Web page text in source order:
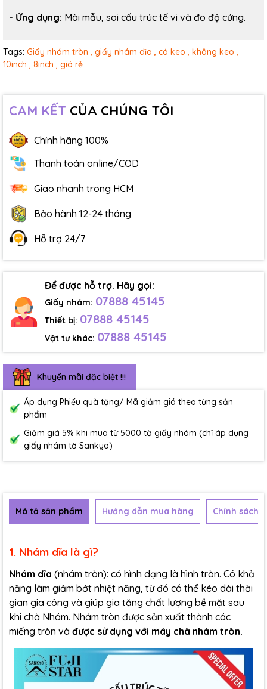
- Ứng dụng: Mài mẫu, soi cấu trúc tế vi và đo độ cứng.
Tags: Giấy nhám tròn , giấy nhám dĩa , có keo , không keo ,
10inch , 8inch , giá rẻ
CAM KẾT CỦA CHÚNG TÔI
Chính hãng 100%
Thanh toán online/COD
Giao nhanh trong HCM
Bảo hành 12-24 tháng
Hỗ trợ 24/7
Để được hỗ trợ. Hãy gọi:
Giấy nhám: 07888 45145
Thiết bị: 07888 45145
Vật tư khác: 07888 45145
Khuyến mãi đặc biệt !!!
Áp dụng Phiếu quà tặng/ Mã giảm giá theo từng sản
phẩm
Giảm giá 5% khi mua từ 5000 tờ giấy nhám (chỉ áp dụng
giấy nhám tờ Sankyo)
Mô tả sản phẩm Hướng dẫn mua hàng Chính sách
1. Nhám dĩa là gì?
Nhám dĩa (nhám tròn): có hình dạng là hình tròn. Có khả
năng làm giảm bớt nhiệt năng, từ đó có thể kéo dài thời
gian gia công và giúp gia tăng chất lượng bề mặt sau
khi chà Nhám. Nhám tròn được sản xuất thành các
miếng tròn và được sử dụng với máy chà nhám tròn.